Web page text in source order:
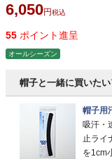
6,050 税込
55 ポイント進呈
オールシーズン
帽子と一緒に買いたい
帽子用
吸汗・
止ライ
を1cm